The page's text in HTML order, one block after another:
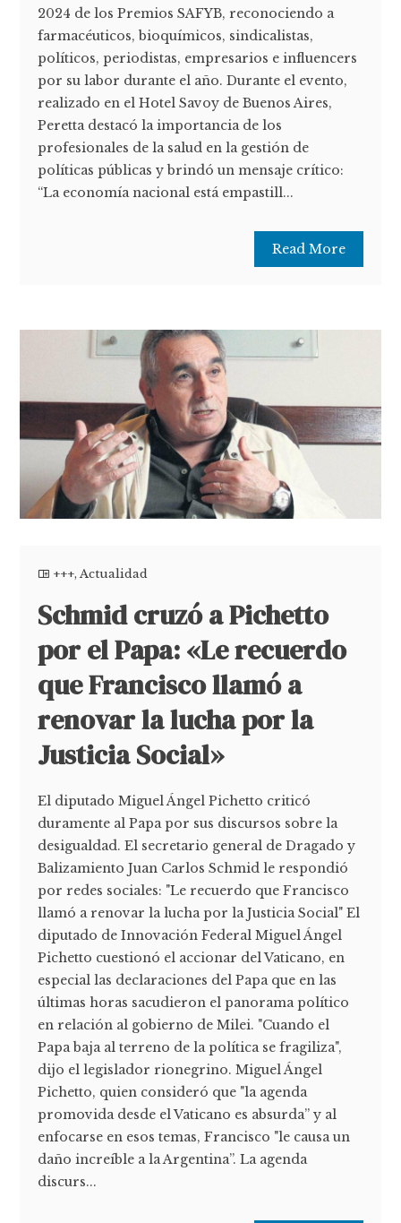
2024 de los Premios SAFYB, reconociendo a
farmacéuticos, bioquímicos, sindicalistas,
políticos, periodistas, empresarios e influencers
por su labor durante el año. Durante el evento,
realizado en el Hotel Savoy de Buenos Aires,
Peretta destacó la importancia de los
profesionales de la salud en la gestión de
políticas públicas y brindó un mensaje crítico:
“La economía nacional está empastill...
Read More
+++,Actualidad
Schmid cruzó a Pichetto
por el Papa: «Le recuerdo
que Francisco llamó a
renovar la lucha por la
Justicia Social»
El diputado Miguel Ángel Pichetto criticó
duramente al Papa por sus discursos sobre la
desigualdad. El secretario general de Dragado y
Balizamiento Juan Carlos Schmid le respondió
por redes sociales: "Le recuerdo que Francisco
llamó a renovar la lucha por la Justicia Social" El
diputado de Innovación Federal Miguel Ángel
Pichetto cuestionó el accionar del Vaticano, en
especial las declaraciones del Papa que en las
últimas horas sacudieron el panorama político
en relación al gobierno de Milei. "Cuando el
Papa baja al terreno de la política se fragiliza",
dijo el legislador rionegrino. Miguel Ángel
Pichetto, quien consideró que "la agenda
promovida desde el Vaticano es absurda” y al
enfocarse en esos temas, Francisco "le causa un
daño increíble a la Argentina”. La agenda
discurs...